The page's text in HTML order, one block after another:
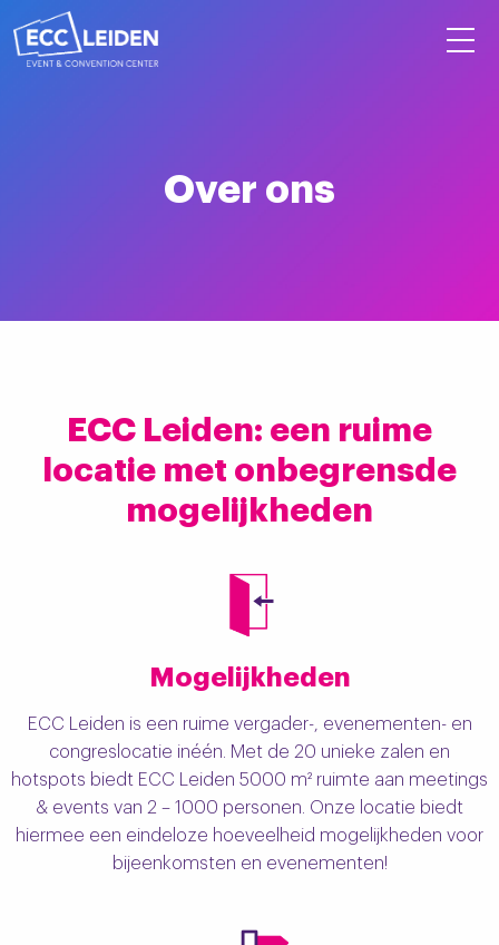
Over ons
ECC Leiden: een ruime
locatie met onbegrensde
mogelijkheden
Mogelijkheden
ECC Leiden is een ruime vergader-, evenementen- en
congreslocatie inéén. Met de 20 unieke zalen en
hotspots biedt ECC Leiden 5000 m² ruimte aan meetings
& events van 2 – 1000 personen. Onze locatie biedt
hiermee een eindeloze hoeveelheid mogelijkheden voor
bijeenkomsten en evenementen!